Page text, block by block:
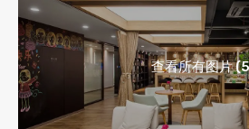
查看所有图片